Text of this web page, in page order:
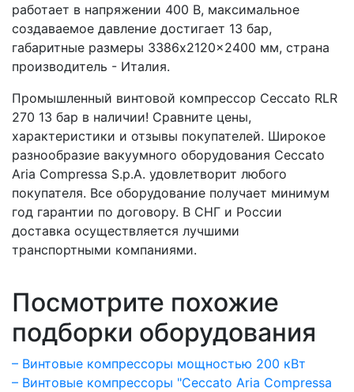
работает в напряжении 400 В, максимальное
создаваемое давление достигает 13 бар,
габаритные размеры 3386x2120x2400 мм, страна
производитель - Италия.
Промышленный винтовой компрессор Ceccato RLR
270 13 бар в наличии! Сравните цены,
характеристики и отзывы покупателей. Широкое
разнообразие вакуумного оборудования Ceccato
Aria Compressa S.p.A. удовлетворит любого
покупателя. Все оборудование получает минимум
год гарантии по договору. В СНГ и России
доставка осуществляется лучшими
транспортными компаниями.
Посмотрите похожие
подборки оборудования
– Винтовые компрессоры мощностью 200 кВт
– Винтовые компрессоры "Ceccato Aria Compressa